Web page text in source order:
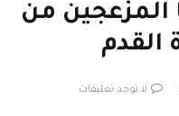
المزعجين من
القدم
لا توجد تعليقات